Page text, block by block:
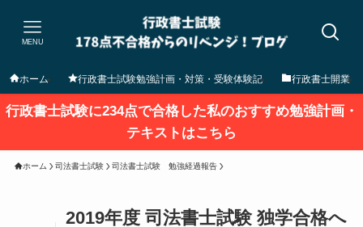
MENU
ホーム 行政書士試験勉強計画・対策・受験体験記 行政書士開業
行政書士試験に234点で合格した私のおすすめ勉強計画・
テキストはこちら
ホーム 司法書士試験 司法書士試験 勉強経過報告
2019年度 司法書士試験 独学合格へ